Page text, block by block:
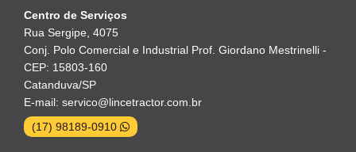
Centro de Serviços
Rua Sergipe, 4075
Conj. Polo Comercial e Industrial Prof. Giordano Mestrinelli -
CEP: 15803-160
Catanduva/SP
E-mail: servico@lincetractor.com.br
(17) 98189-0910